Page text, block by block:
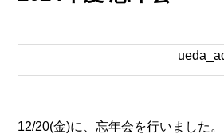
12/20(金)に、忘年会を行いました